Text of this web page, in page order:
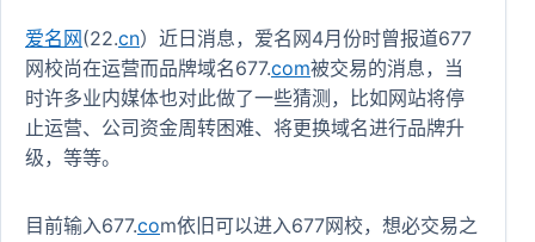
爱名网(22.cn）近日消息，爱名网4月份时曾报道677
网校尚在运营而品牌域名677.com被交易的消息，当
时许多业内媒体也对此做了一些猜测，比如网站将停
止运营、公司资金周转困难、将更换域名进行品牌升
级，等等。
目前输入677.com依旧可以进入677网校，想必交易之